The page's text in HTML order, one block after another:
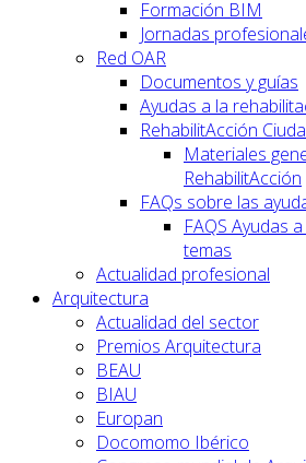
Formación BIM
Jornadas
Red OAR
Documentos y guías
Ayudas a la
RehabilitAcción
Materiales
RehabilitAcción
FAQs sobre las
FAQS Ayudas
temas
Actualidad profesional
Arquitectura
Actualidad del sector
Premios Arquitectura
BEAU
BIAU
Europan
Docomomo Ibérico